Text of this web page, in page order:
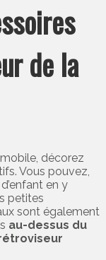
de la
décorez
Vous pouvez,
en y
petites
sont également
au-dessus du